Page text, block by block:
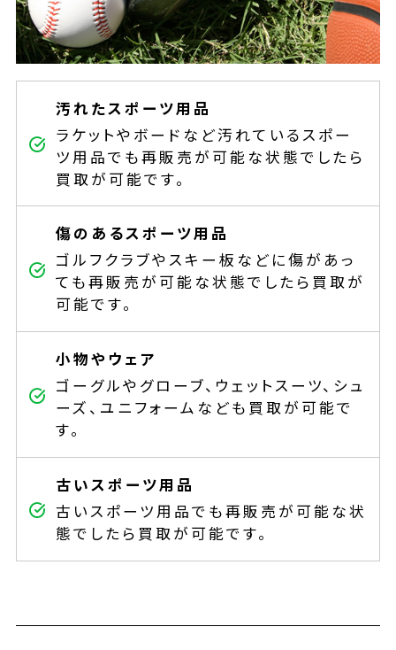
汚れたスポーツ用品
ラケットやボードなど汚れているスポー
ツ用品でも再販売が可能な状態でしたら
買取が可能です。
傷のあるスポーツ用品
ゴルフクラブやスキー板などに傷があっ
ても再販売が可能な状態でしたら買取が
可能です。
小物やウェア
ゴーグルやグローブ、ウェットスーツ、シュ
ーズ、ユニフォームなども買取が可能で
す。
古いスポーツ用品
古いスポーツ用品でも再販売が可能な状
態でしたら買取が可能です。